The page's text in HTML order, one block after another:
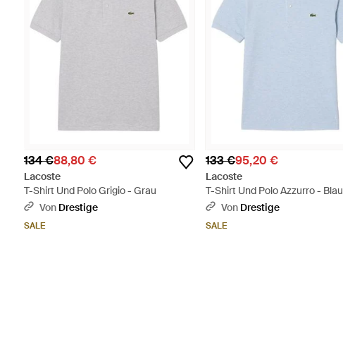
134 €88,80 €
Lacoste
T-Shirt Und Polo Grigio - Grau
Von Drestige
SALE
133 €95,20 €
Lacoste
T-Shirt Und Polo Azzurro - Blau
Von Drestige
SALE